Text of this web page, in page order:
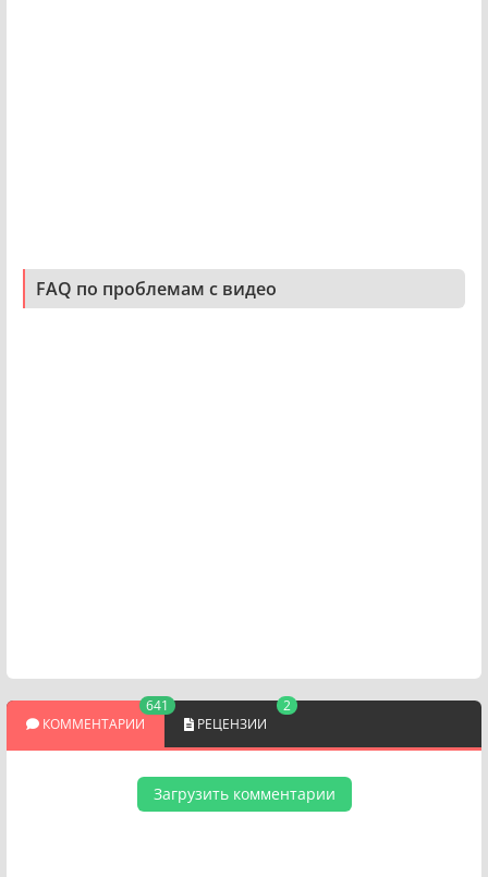
FAQ по проблемам с видео
КОММЕНТАРИИ
641
РЕЦЕНЗИИ
2
Загрузить комментарии